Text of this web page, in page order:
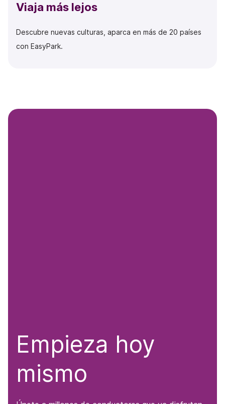
Viaja más lejos
Descubre nuevas culturas, aparca en más de 20 países
con EasyPark.
Empieza hoy
mismo